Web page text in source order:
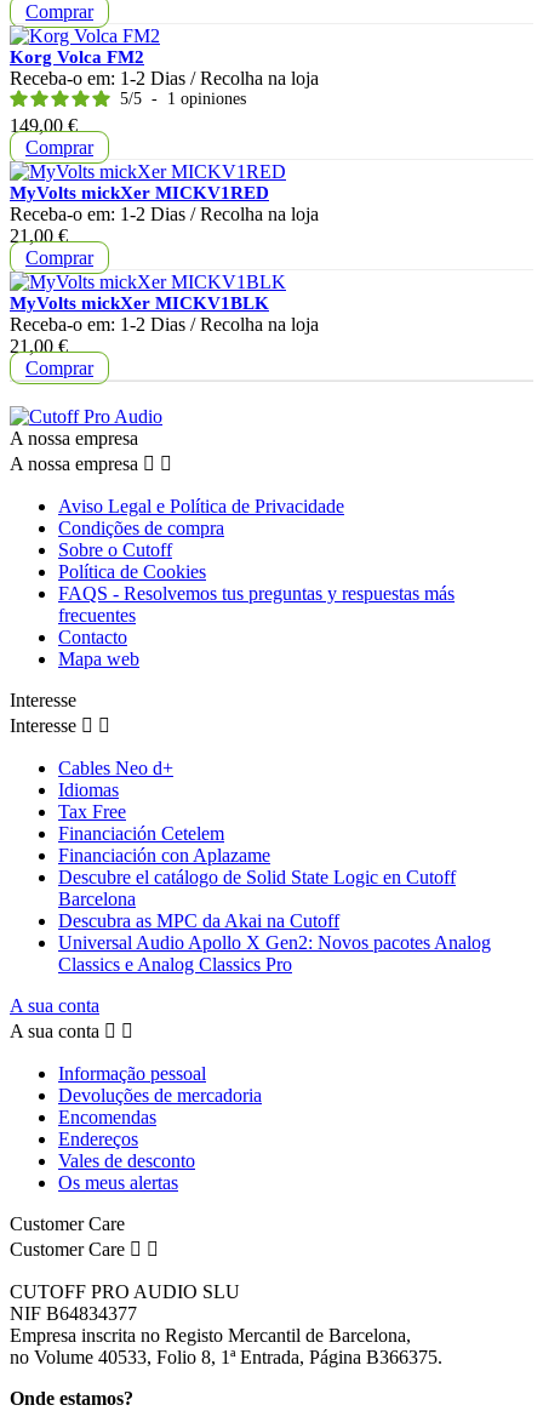
Comprar
Korg Volca FM2
Receba-o em: 1-2 Dias / Recolha na loja
5/5 - 1 opiniones
Preço
149,00 €
Comprar
MyVolts mickXer MICKV1RED
Receba-o em: 1-2 Dias / Recolha na loja
Preço
21,00 €
Comprar
MyVolts mickXer MICKV1BLK
Receba-o em: 1-2 Dias / Recolha na loja
Preço
21,00 €
Comprar
A nossa empresa
A nossa empresa  
Aviso Legal e Política de Privacidade
Condições de compra
Sobre o Cutoff
Política de Cookies
FAQS - Resolvemos tus preguntas y respuestas más
frecuentes
Contacto
Mapa web
Interesse
Interesse  
Cables Neo d+
Idiomas
Tax Free
Financiación Cetelem
Financiación con Aplazame
Descubre el catálogo de Solid State Logic en Cutoff
Barcelona
Descubra as MPC da Akai na Cutoff
Universal Audio Apollo X Gen2: Novos pacotes Analog
Classics e Analog Classics Pro
A sua conta
A sua conta  
Informação pessoal
Devoluções de mercadoria
Encomendas
Endereços
Vales de desconto
Os meus alertas
Customer Care
Customer Care  
CUTOFF PRO AUDIO SLU
NIF B64834377
Empresa inscrita no Registo Mercantil de Barcelona,
no Volume 40533, Folio 8, 1ª Entrada, Página B366375.
Onde estamos?